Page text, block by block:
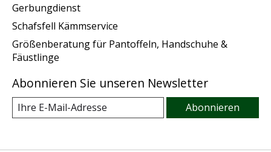
Gerbungdienst
Schafsfell Kämmservice
Größenberatung für Pantoffeln, Handschuhe &
Fäustlinge
Abonnieren Sie unseren Newsletter
Abonnieren